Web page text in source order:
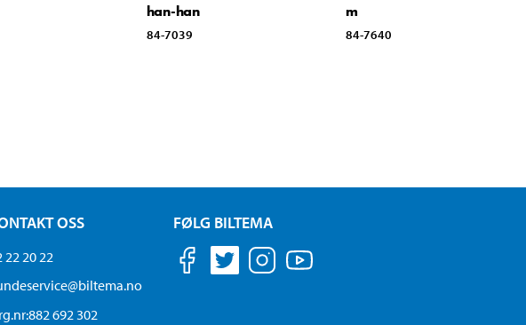
han-han
84-7039
m
84-7640
OSS
22 20 22
692 302
FØLG BILTEMA